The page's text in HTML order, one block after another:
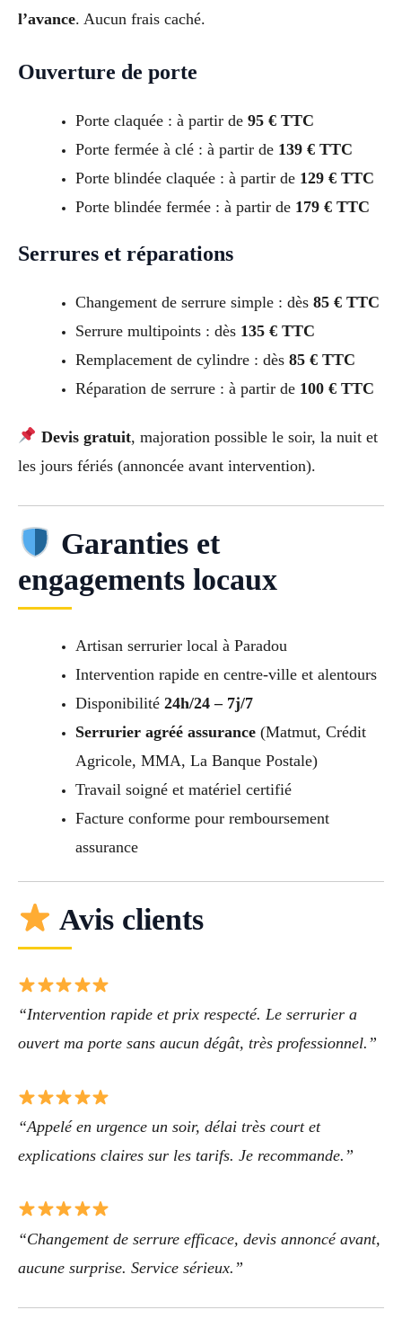
l’avance. Aucun frais caché.
Ouverture de porte
Porte claquée : à partir de 95 € TTC
Porte fermée à clé : à partir de 139 € TTC
Porte blindée claquée : à partir de 129 € TTC
Porte blindée fermée : à partir de 179 € TTC
Serrures et réparations
Changement de serrure simple : dès 85 € TTC
Serrure multipoints : dès 135 € TTC
Remplacement de cylindre : dès 85 € TTC
Réparation de serrure : à partir de 100 € TTC
Devis gratuit, majoration possible le soir, la nuit et
les jours fériés (annoncée avant intervention).
Garanties et
engagements locaux
Artisan serrurier local à Paradou
Intervention rapide en centre-ville et alentours
Disponibilité 24h/24 – 7j/7
Serrurier agréé assurance(Matmut, Crédit
Agricole, MMA, La Banque Postale)
Travail soigné et matériel certifié
Facture conforme pour remboursement
assurance
Avis clients
“Intervention rapide et prix respecté. Le serrurier a
ouvert ma porte sans aucun dégât, très professionnel.”
“Appelé en urgence un soir, délai très court et
explications claires sur les tarifs. Je recommande.”
“Changement de serrure efficace, devis annoncé avant,
aucune surprise. Service sérieux.”